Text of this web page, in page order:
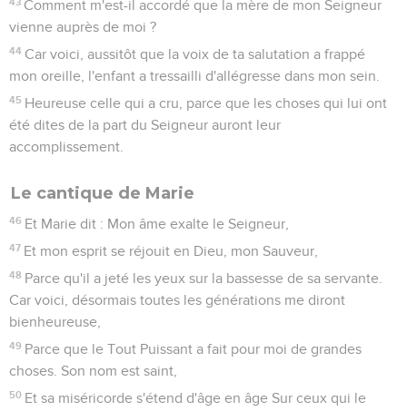
Comment m'est-il accordé que la mère de mon Seigneur
vienne auprès de moi ?
44 Car voici, aussitôt que la voix de ta salutation a frappé
mon oreille, l'enfant a tressailli d'allégresse dans mon sein.
45 Heureuse celle qui a cru, parce que les choses qui lui ont
été dites de la part du Seigneur auront leur
accomplissement.
Le cantique de Marie
46 Et Marie dit : Mon âme exalte le Seigneur,
47 Et mon esprit se réjouit en Dieu, mon Sauveur,
48 Parce qu'il a jeté les yeux sur la bassesse de sa servante.
Car voici, désormais toutes les générations me diront
bienheureuse,
49 Parce que le Tout Puissant a fait pour moi de grandes
choses. Son nom est saint,
50 Et sa miséricorde s'étend d'âge en âge Sur ceux qui le